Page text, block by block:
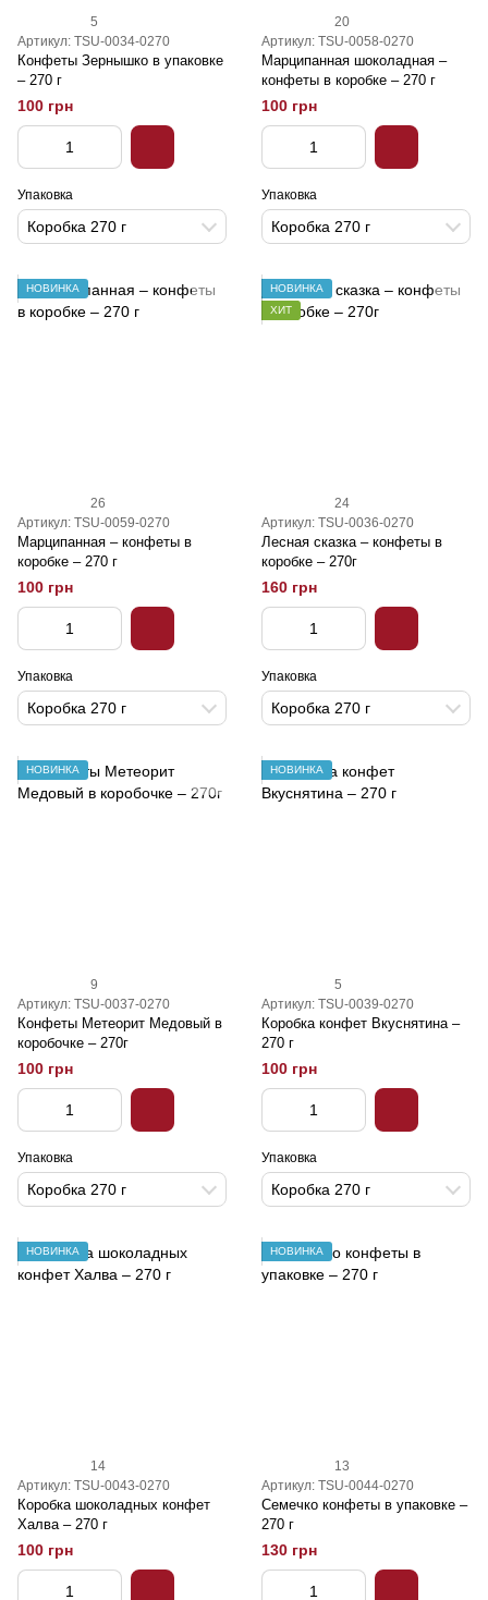
5
Артикул: TSU-0034-0270
Конфеты Зернышко в упаковке
– 270 г
100 грн
Упаковка
Коробка 270 г
20
Артикул: TSU-0058-0270
Марципанная шоколадная –
конфеты в коробке – 270 г
100 грн
Упаковка
Коробка 270 г
НОВИНКА
26
Артикул: TSU-0059-0270
Марципанная – конфеты в
коробке – 270 г
100 грн
Упаковка
Коробка 270 г
НОВИНКА
ХИТ
24
Артикул: TSU-0036-0270
Лесная сказка – конфеты в
коробке – 270г
160 грн
Упаковка
Коробка 270 г
НОВИНКА
9
Артикул: TSU-0037-0270
Конфеты Метеорит Медовый в
коробочке – 270г
100 грн
Упаковка
Коробка 270 г
НОВИНКА
5
Артикул: TSU-0039-0270
Коробка конфет Вкуснятина –
270 г
100 грн
Упаковка
Коробка 270 г
НОВИНКА
14
Артикул: TSU-0043-0270
Коробка шоколадных конфет
Халва – 270 г
100 грн
НОВИНКА
13
Артикул: TSU-0044-0270
Семечко конфеты в упаковке –
270 г
130 грн